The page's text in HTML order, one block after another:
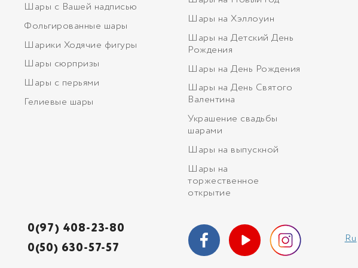
Шары с Вашей надписью
Фольгированные шары
Шарики Ходячие фигуры
Шары сюрпризы
Шары с перьями
Гелиевые шары
Шары на Хэллоуин
Шары на Детский День
Рождения
Шары на День Рождения
Шары на День Святого
Валентина
Украшение свадьбы
шарами
Шары на выпускной
Шары на
торжественное
открытие
0(97) 408-23-80
0(50) 630-57-57
Ru